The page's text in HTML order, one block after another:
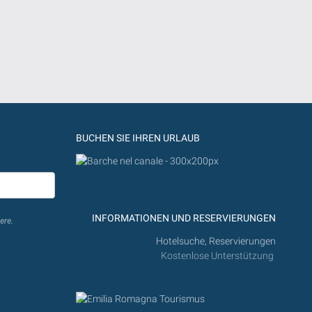
BUCHEN SIE IHREN URLAUB
INFORMATIONEN UND RESERVIERUNGEN
Hotelsuche, Reservierungen
Kostenlose Unterstützung